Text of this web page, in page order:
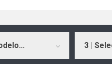
3 |